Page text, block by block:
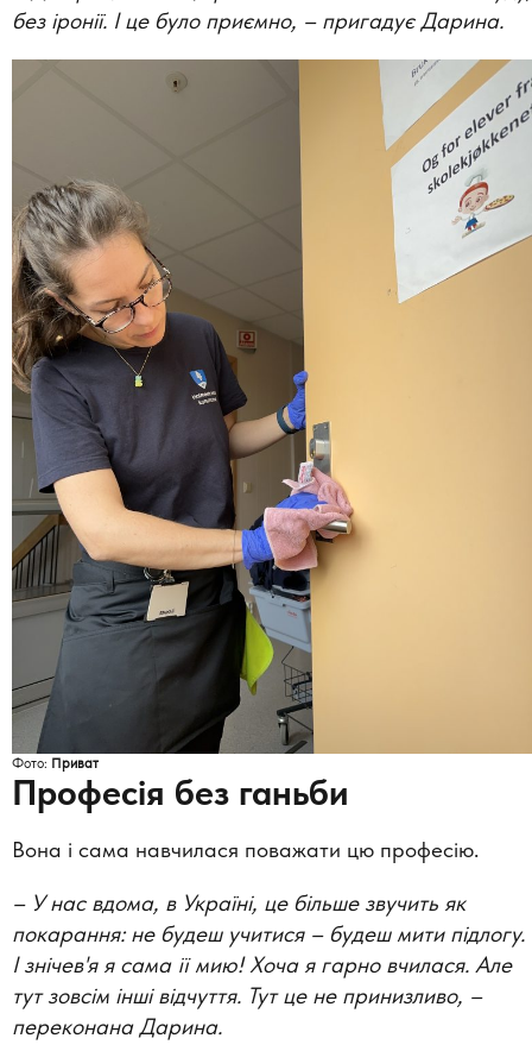
без іронії. І це було приємно, –пригадує Дарина.
Фото: Приват
Професія без ганьби
Вона і сама навчилася поважати цю професію.
– У нас вдома, в Україні, це більше звучить як
покарання: не будеш учитися – будеш мити підлогу.
І знічев'я я сама її мию! Хоча я гарно вчилася. Але
тут зовсім інші відчуття. Тут це не принизливо, –
переконана Дарина.